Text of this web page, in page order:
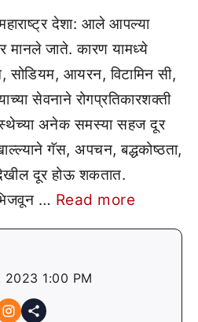
देशा: आले आपल्या
मानले जाते. कारण यामध्ये
सोडियम, आयरन, विटामिन सी,
सेवनाने रोगप्रतिकारशक्ती
अनेक समस्या सहज दूर
गॅस, अपचन, बद्धकोष्ठता,
देखील दूर होऊ शकतात.
… Read more
2023 1:00 PM